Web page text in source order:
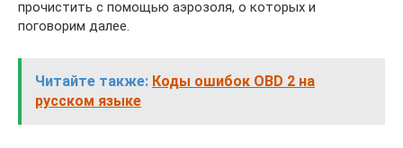
прочистить с помощью аэрозоля, о которых и
поговорим далее.
Читайте также: Коды ошибок OBD 2 на
русском языке